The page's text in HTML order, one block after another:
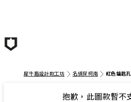
犀牛盾設計款工坊 名偵探柯南 紅色鑰匙孔
抱歉，此圖款暫不